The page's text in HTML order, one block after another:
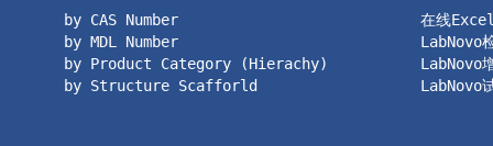
by CAS Number
by MDL Number
by Product Category (Hierachy)
by Structure Scafforld
在线
LabNovo
LabNovo
LabNovo